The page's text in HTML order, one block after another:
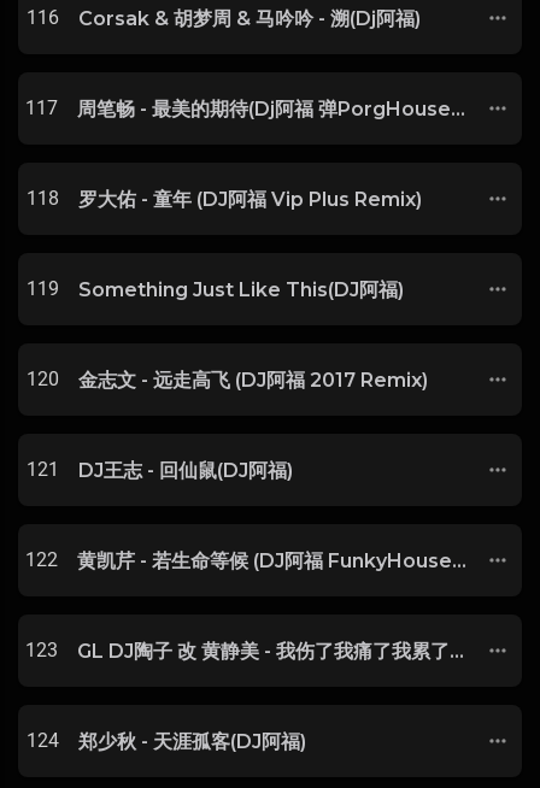
116 Corsak & 胡梦周 & 马吟吟 - 溯(Dj阿福)
117 周笔畅 - 最美的期待(Dj阿福 弹PorgHouse Rmx 2018)
118 罗大佑 - 童年 (DJ阿福 Vip Plus Remix)
119 Something Just Like This(DJ阿福)
120 金志文 - 远走高飞 (DJ阿福 2017 Remix)
121 DJ王志 - 回仙鼠(DJ阿福)
122 黄凯芹 - 若生命等候 (DJ阿福 FunkyHouse Mix 2022)
123 GL DJ陶子 改 黄静美 - 我伤了我痛了我累了（DJPad仔 ProgHouse Rmx 2020）
124 郑少秋 - 天涯孤客(DJ阿福)